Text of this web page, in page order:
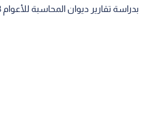
بدراسة تقارير ديوان المحاسبة للأعوام 2013 و2014 و2015.